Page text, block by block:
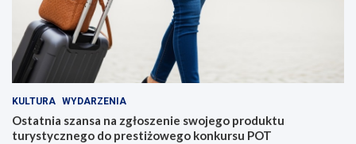
KULTURA WYDARZENIA
Ostatnia szansa na zgłoszenie swojego produktu
turystycznego do prestiżowego konkursu POT